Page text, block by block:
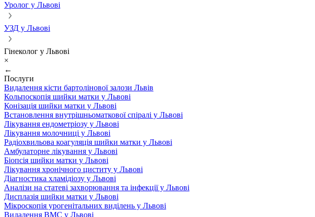
Уролог у Львові
УЗД у Львові
Гінеколог у Львові
×
←
Послуги
Видалення кісти бартолінової залози Львів
Кольпоскопія шийки матки у Львові
Конізація шийки матки у Львові
Встановлення внутрішньоматкової спіралі у Львові
Лікування ендометріозу у Львові
Лікування молочниці у Львові
Радіохвильова коагуляція шийки матки у Львові
Амбулаторне лікування у Львові
Біопсія шийки матки у Львові
Лікування хронічного циститу у Львові
Діагностика хламідіозу у Львові
Аналізи на статеві захворювання та інфекції у Львові
Дисплазія шийки матки у Львові
Мікроскопія урогенітальних виділень у Львові
Видалення ВМС у Львові